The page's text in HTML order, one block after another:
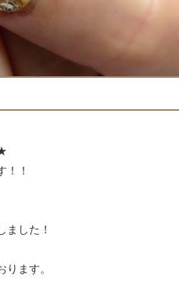
！！
ました！
ます。